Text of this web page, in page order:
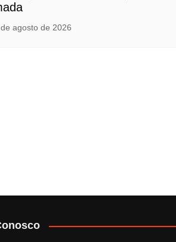
agosto de 2026